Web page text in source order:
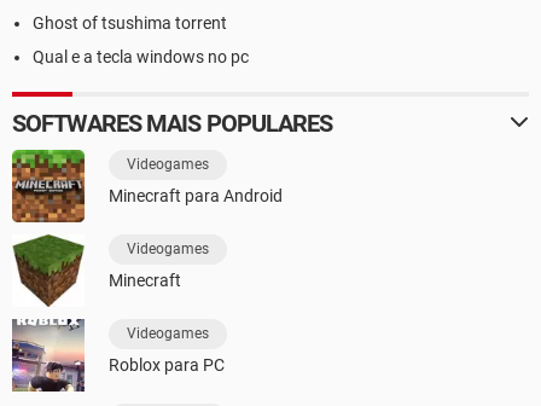
Ghost of tsushima torrent
Qual e a tecla windows no pc
SOFTWARES MAIS POPULARES
Videogames
Minecraft para Android
Videogames
Minecraft
Videogames
Roblox para PC